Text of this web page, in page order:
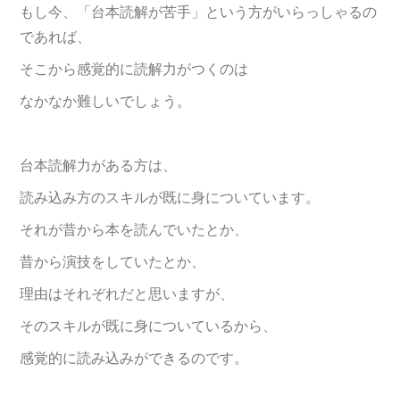
もし今、「台本読解が苦手」という方がいらっしゃるの
であれば、
そこから感覚的に読解力がつくのは
なかなか難しいでしょう。
台本読解力がある方は、
読み込み方のスキルが既に身についています。
それが昔から本を読んでいたとか、
昔から演技をしていたとか、
理由はそれぞれだと思いますが、
そのスキルが既に身についているから、
感覚的に読み込みができるのです。